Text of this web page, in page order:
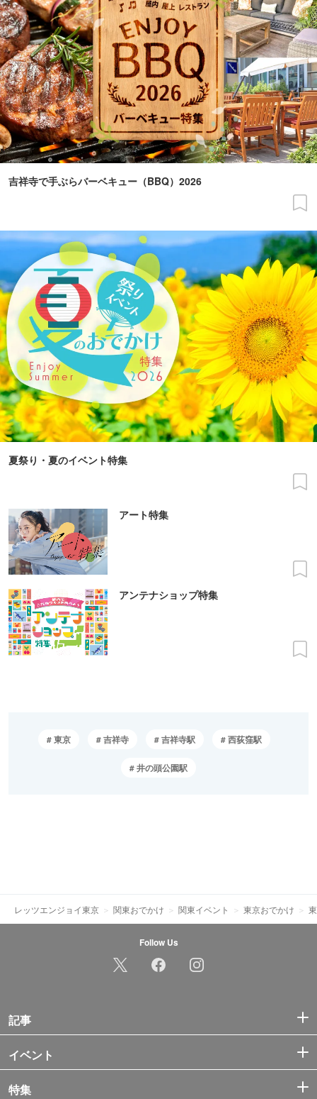
吉祥寺で手ぶらバーベキュー（BBQ）2026
夏祭り・夏のイベント特集
アート特集
アンテナショップ特集
東京 吉祥寺 吉祥寺駅 西荻窪駅
井の頭公園駅
レッツエンジョイ東京 関東おでかけ 関東イベント 東京おでかけ
Follow Us
記事
イベント
特集